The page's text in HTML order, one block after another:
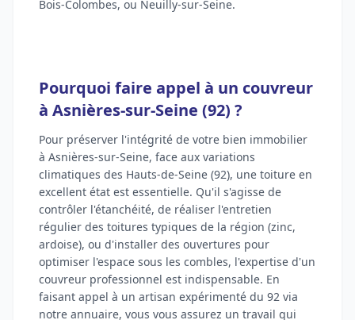
Bois-Colombes, ou Neuilly-sur-Seine.
Pourquoi faire appel à un couvreur
à Asnières-sur-Seine (92) ?
Pour préserver l'intégrité de votre bien immobilier
à Asnières-sur-Seine, face aux variations
climatiques des Hauts-de-Seine (92), une toiture en
excellent état est essentielle. Qu'il s'agisse de
contrôler l'étanchéité, de réaliser l'entretien
régulier des toitures typiques de la région (zinc,
ardoise), ou d'installer des ouvertures pour
optimiser l'espace sous les combles, l'expertise d'un
couvreur professionnel est indispensable. En
faisant appel à un artisan expérimenté du 92 via
notre annuaire, vous vous assurez un travail qui